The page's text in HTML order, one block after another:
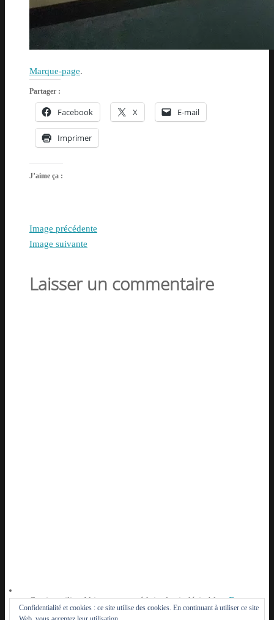
Marque-page.
Partager :
Facebook X E-mail
Imprimer
J’aime ça :
Image précédente
Image suivante
Laisser un commentaire
Ce site utilise Akismet pour réduire les indésirables.En
savoir plus sur la façon dont les données de vos
Confidentialité et cookies : ce site utilise des cookies. En continuant à utiliser ce site